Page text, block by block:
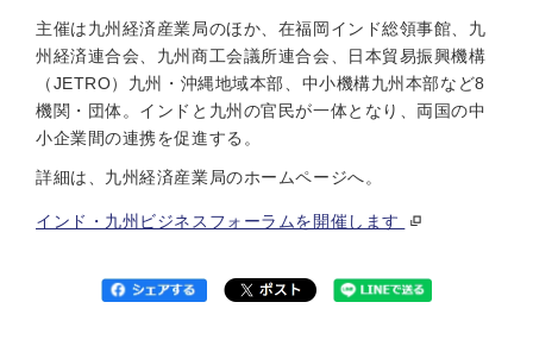
主催は九州経済産業局のほか、在福岡インド総領事館、九
州経済連合会、九州商工会議所連合会、日本貿易振興機構
（JETRO）九州・沖縄地域本部、中小機構九州本部など8
機関・団体。インドと九州の官民が一体となり、両国の中
小企業間の連携を促進する。
詳細は、九州経済産業局のホームページへ。
インド・九州ビジネスフォーラムを開催します